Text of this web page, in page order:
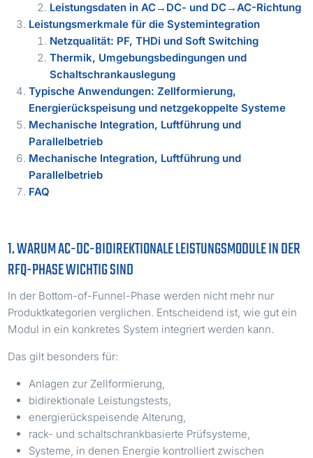
Leistungsdaten in AC→DC- und DC→AC-Richtung
Leistungsmerkmale für die Systemintegration
Netzqualität: PF, THDi und Soft Switching
Thermik, Umgebungsbedingungen und
Schaltschrankauslegung
Typische Anwendungen: Zellformierung,
Energierückspeisung und netzgekoppelte Systeme
Mechanische Integration, Luftführung und
Parallelbetrieb
Mechanische Integration, Luftführung und
Parallelbetrieb
FAQ
1. WARUM AC-DC-BIDIREKTIONALE LEISTUNGSMODULE IN DER
RFQ-PHASE WICHTIG SIND
In der Bottom-of-Funnel-Phase werden nicht mehr nur
Produktkategorien verglichen. Entscheidend ist, wie gut ein
Modul in ein konkretes System integriert werden kann.
Das gilt besonders für:
Anlagen zur Zellformierung,
bidirektionale Leistungstests,
energierückspeisende Alterung,
rack- und schaltschrankbasierte Prüfsysteme,
Systeme, in denen Energie kontrolliert zwischen